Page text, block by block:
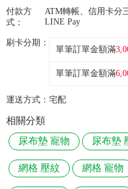
付款方
式：
ATM轉帳、信用卡分
LINE Pay
刷卡分期：
單筆訂單金額滿
單筆訂單金額滿
運送方式： 宅配
相關分類
尿布墊 寵物
尿布墊
網格 壓紋 網格 寵物